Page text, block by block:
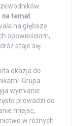
na temat
na głębsze
opowieściom,
staje się
okazja do
Grupa
wymianie
prowadzi do
miejsc,
w różnych